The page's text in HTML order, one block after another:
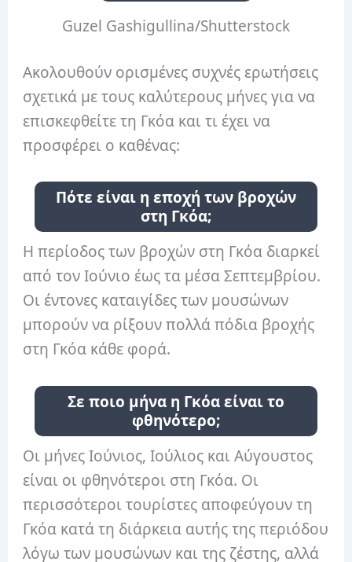
Guzel Gashigullina/Shutterstock
Ακολουθούν ορισμένες συχνές ερωτήσεις
σχετικά με τους καλύτερους μήνες για να
επισκεφθείτε τη Γκόα και τι έχει να
προσφέρει ο καθένας:
Πότε είναι η εποχή των βροχών
στη Γκόα;
Η περίοδος των βροχών στη Γκόα διαρκεί
από τον Ιούνιο έως τα μέσα Σεπτεμβρίου.
Οι έντονες καταιγίδες των μουσώνων
μπορούν να ρίξουν πολλά πόδια βροχής
στη Γκόα κάθε φορά.
Σε ποιο μήνα η Γκόα είναι το
φθηνότερο;
Οι μήνες Ιούνιος, Ιούλιος και Αύγουστος
είναι οι φθηνότεροι στη Γκόα. Οι
περισσότεροι τουρίστες αποφεύγουν τη
Γκόα κατά τη διάρκεια αυτής της περιόδου
λόγω των μουσώνων και της ζέστης, αλλά